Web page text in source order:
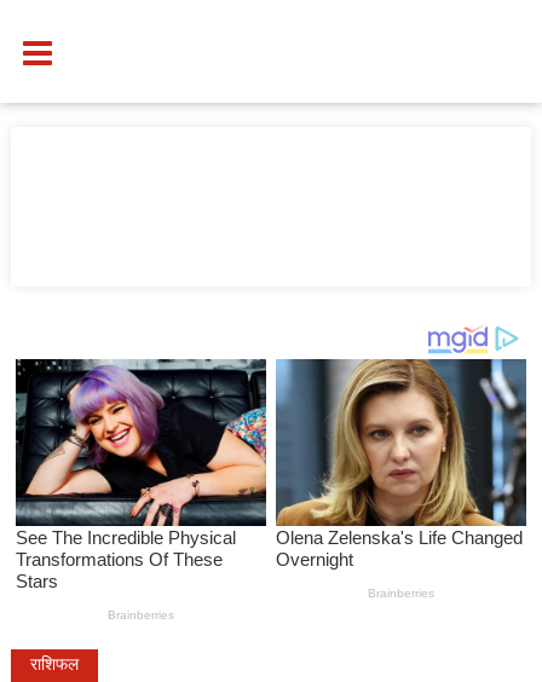
राशिफल